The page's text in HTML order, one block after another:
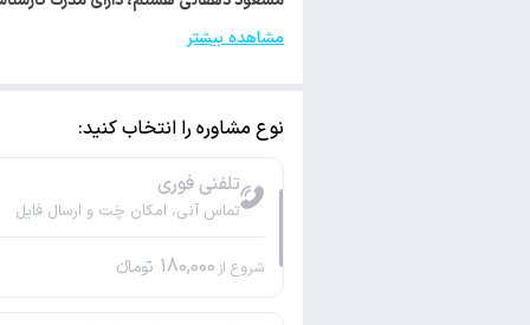
مشاهده بیشتر
نوع مشاوره را انتخاب کنید:
تلفنی فوری
تماس آنی، امکان چَت و ارسال فایل
شروع از 180,000 تومانء